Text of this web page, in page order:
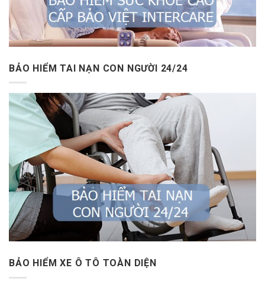
BẢO HIỂM TAI NẠN CON NGƯỜI 24/24
BẢO HIỂM XE Ô TÔ TOÀN DIỆN